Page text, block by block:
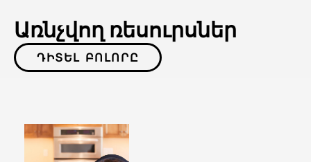
Առնչվող ռեսուրսներ
ԴԻՏԵԼ ԲՈԼՈՐԸ